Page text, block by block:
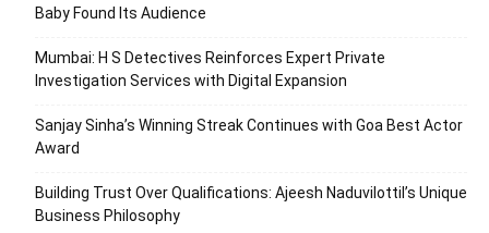
Baby Found Its Audience
Mumbai: H S Detectives Reinforces Expert Private
Investigation Services with Digital Expansion
Sanjay Sinha’s Winning Streak Continues with Goa Best Actor
Award
Building Trust Over Qualifications: Ajeesh Naduvilottil’s Unique
Business Philosophy